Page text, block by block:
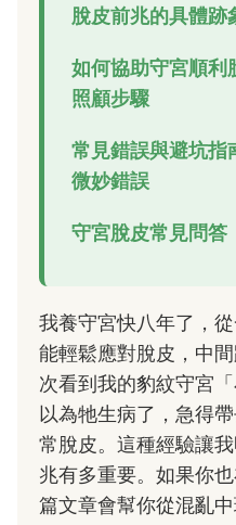
脫皮前兆的具體跡
如何協助守宮順
照顧步驟
常見錯誤與避坑指
微妙錯誤
守宮脫皮常見問答
我養守宮快八年了，
能輕鬆應對脫皮，中
次看到我的豹紋守宮
以為牠生病了，急得
常脫皮。這種經驗讓
兆有多重要。如果你
篇文章會幫你從混亂中